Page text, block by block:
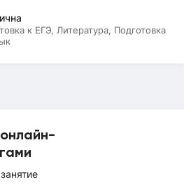
к ЕГЭ, Литература, Подготовка